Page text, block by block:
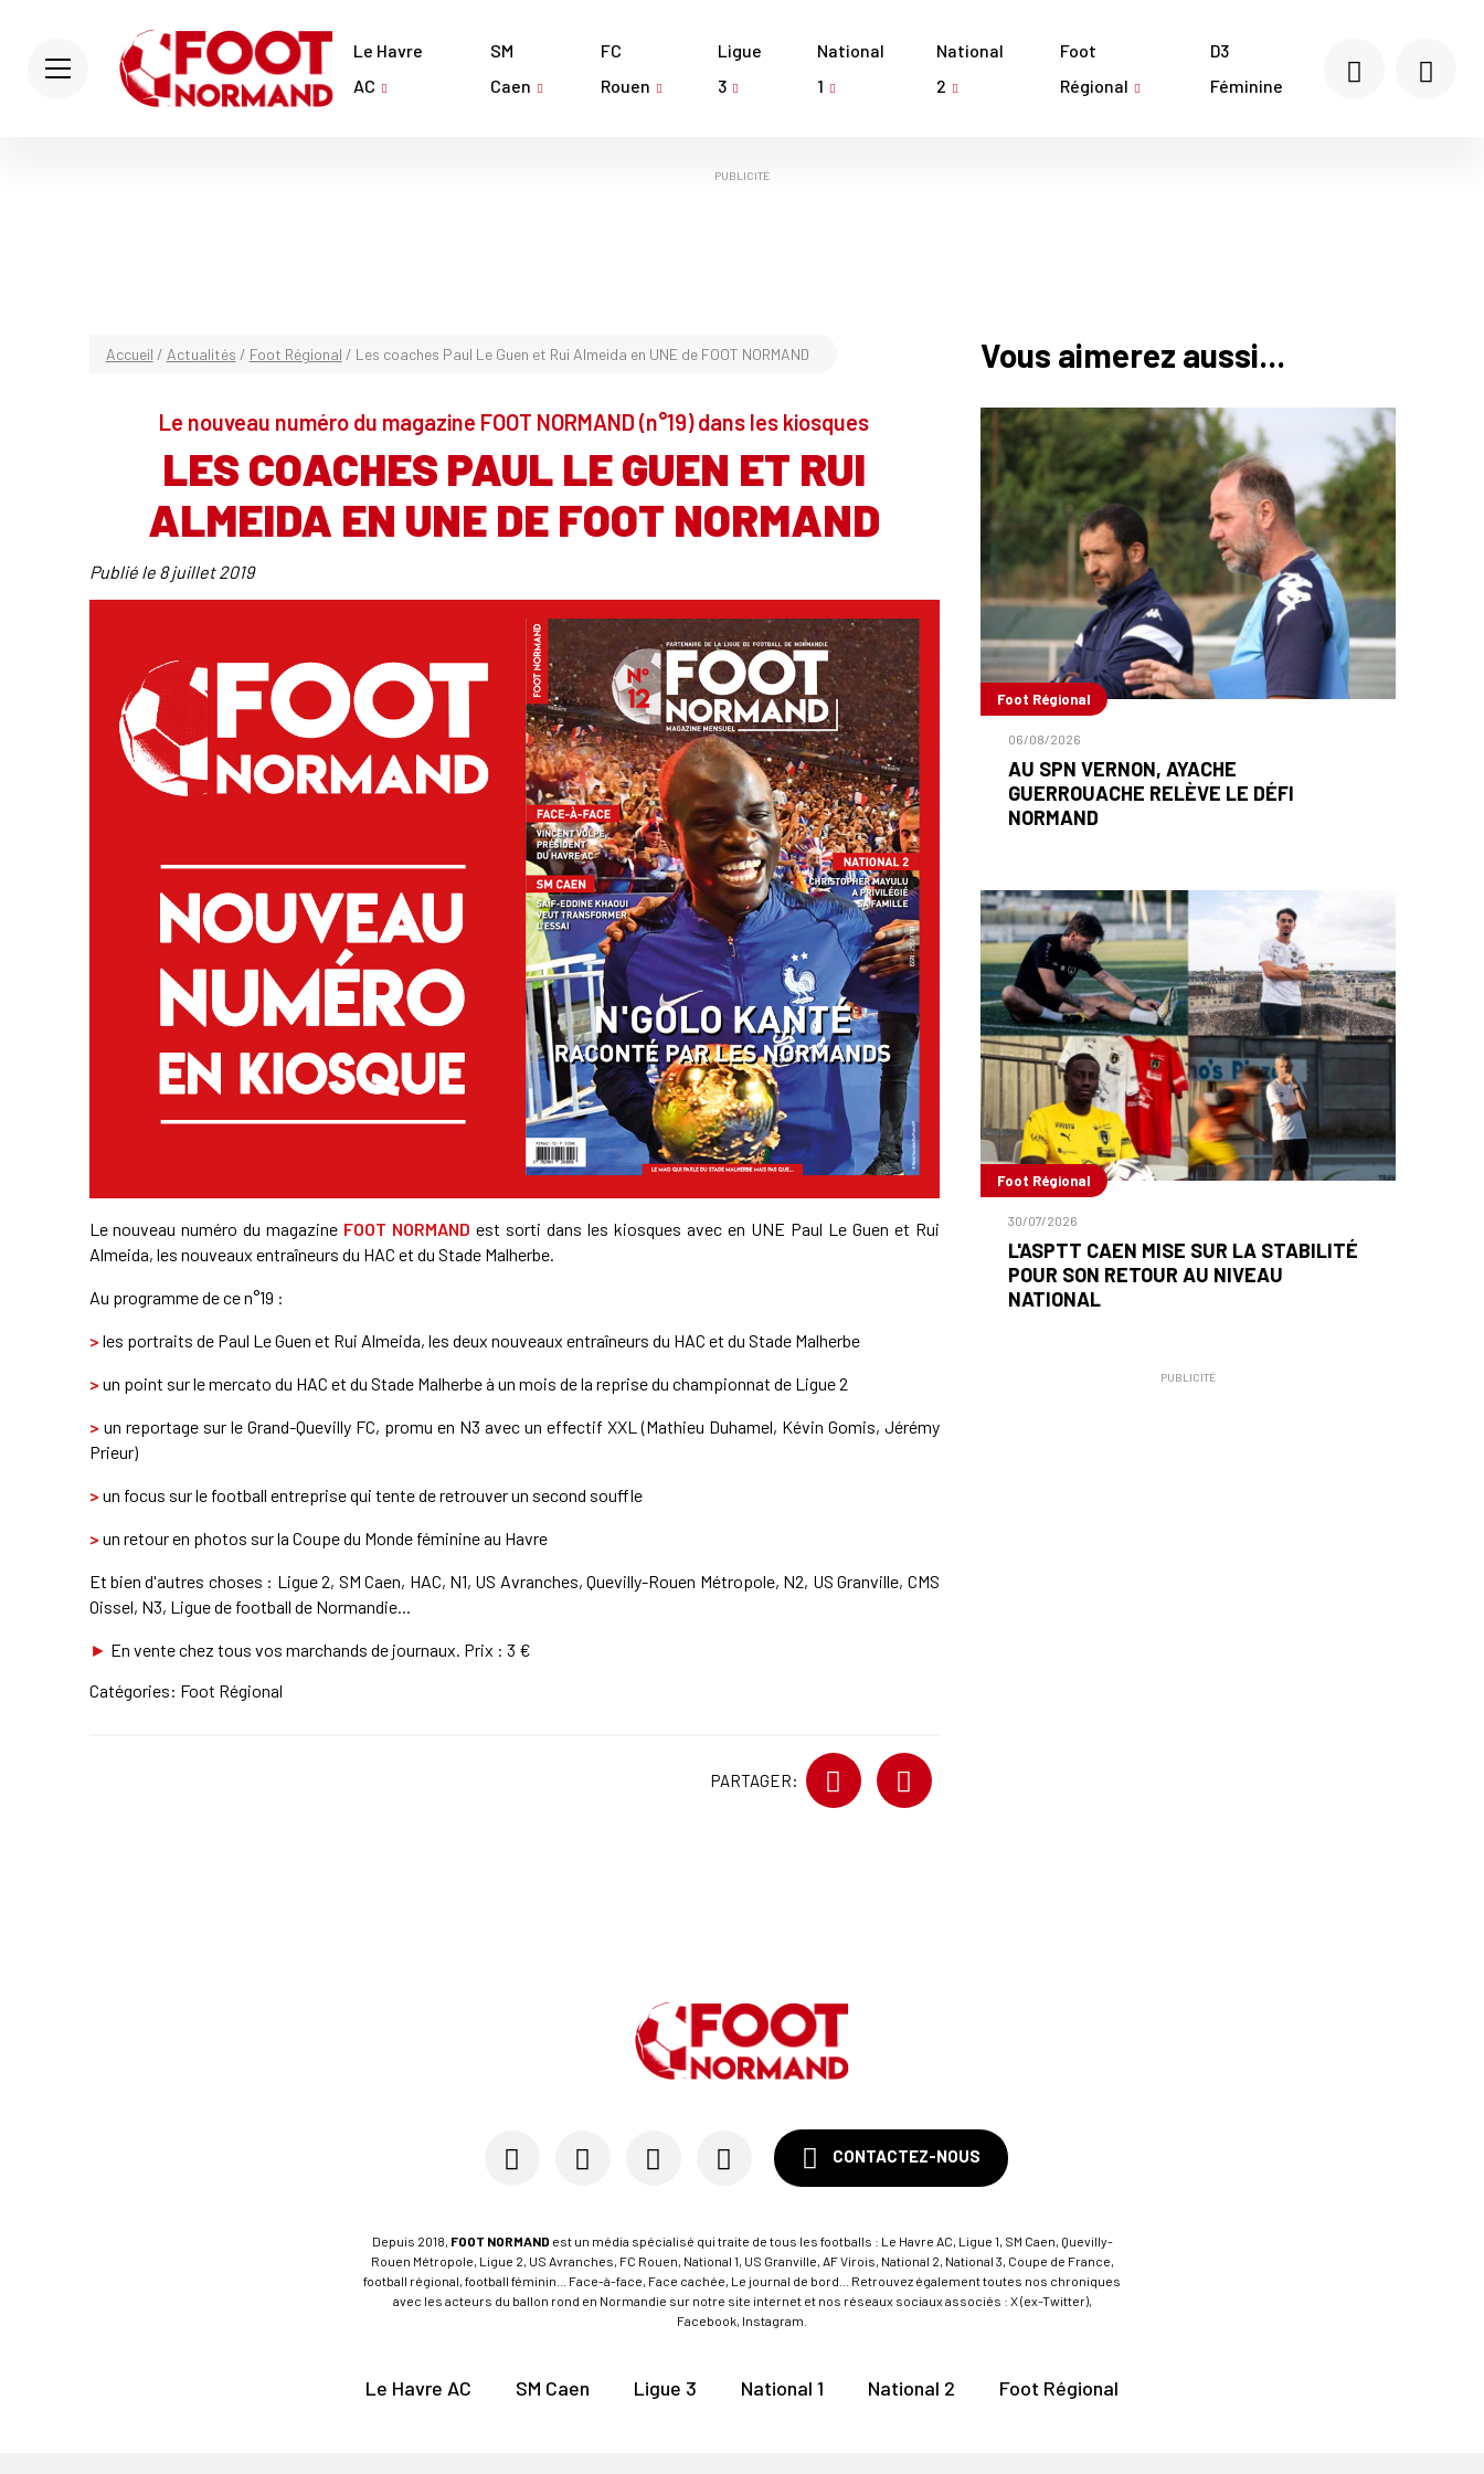
Le Havre
AC
SM
Caen
FC
Rouen
Ligue
3
National
1
National
2
Foot
Régional
D3
Féminine
PUBLICITÉ
Accueil / Actualités / Foot Régional / Les coaches Paul Le Guen et Rui Almeida en UNE de FOOT NORMAND
Le nouveau numéro du magazine FOOT NORMAND (n°19) dans les kiosques
LES COACHES PAUL LE GUEN ET RUI
ALMEIDA EN UNE DE FOOT NORMAND
Publié le 8 juillet 2019
Le nouveau numéro du magazine FOOT NORMAND est sorti dans les kiosques avec en UNE Paul Le Guen et Rui
Almeida, les nouveaux entraîneurs du HAC et du Stade Malherbe.
Au programme de ce n°19 :
> les portraits de Paul Le Guen et Rui Almeida, les deux nouveaux entraîneurs du HAC et du Stade Malherbe
> un point sur le mercato du HAC et du Stade Malherbe à un mois de la reprise du championnat de Ligue 2
> un reportage sur le Grand-Quevilly FC, promu en N3 avec un effectif XXL (Mathieu Duhamel, Kévin Gomis, Jérémy
Prieur)
> un focus sur le football entreprise qui tente de retrouver un second souffle
> un retour en photos sur la Coupe du Monde féminine au Havre
Et bien d'autres choses : Ligue 2, SM Caen, HAC, N1, US Avranches, Quevilly-Rouen Métropole, N2, US Granville, CMS
Oissel, N3, Ligue de football de Normandie...
► En vente chez tous vos marchands de journaux. Prix : 3 €
Catégories: Foot Régional
PARTAGER:
Vous aimerez aussi...
Foot Régional
06/08/2026
AU SPN VERNON, AYACHE
GUERROUACHE RELÈVE LE DÉFI
NORMAND
Foot Régional
30/07/2026
L'ASPTT CAEN MISE SUR LA STABILITÉ
POUR SON RETOUR AU NIVEAU
NATIONAL
PUBLICITÉ
CONTACTEZ-NOUS
Depuis 2018, FOOT NORMAND est un média spécialisé qui traite de tous les footballs : Le Havre AC, Ligue 1, SM Caen, Quevilly-
Rouen Métropole, Ligue 2, US Avranches, FC Rouen, National 1, US Granville, AF Virois, National 2, National 3, Coupe de France,
football régional, football féminin... Face-à-face, Face cachée, Le journal de bord... Retrouvez également toutes nos chroniques
avec les acteurs du ballon rond en Normandie sur notre site internet et nos réseaux sociaux associés : X (ex-Twitter),
Facebook, Instagram.
Le Havre AC SM Caen Ligue 3 National 1 National 2 Foot Régional